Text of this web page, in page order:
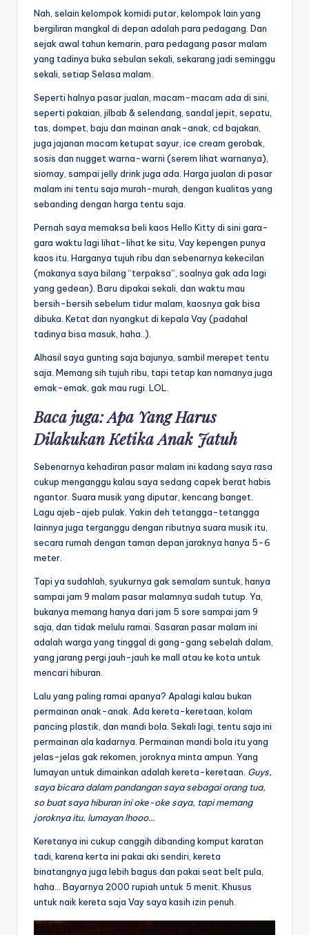
Nah, selain kelompok komidi putar, kelompok lain yang
bergiliran mangkal di depan adalah para pedagang. Dan
sejak awal tahun kemarin, para pedagang pasar malam
yang tadinya buka sebulan sekali, sekarang jadi seminggu
sekali, setiap Selasa malam.
Seperti halnya pasar jualan, macam-macam ada di sini,
seperti pakaian, jilbab & selendang, sandal jepit, sepatu,
tas, dompet, baju dan mainan anak-anak, cd bajakan,
juga jajanan macam ketupat sayur, ice cream gerobak,
sosis dan nugget warna-warni (serem lihat warnanya),
siomay, sampai jelly drink juga ada. Harga jualan di pasar
malam ini tentu saja murah-murah, dengan kualitas yang
sebanding dengan harga tentu saja.
Pernah saya memaksa beli kaos Hello Kitty di sini gara-
gara waktu lagi lihat-lihat ke situ, Vay kepengen punya
kaos itu. Harganya tujuh ribu dan sebenarnya kekecilan
(makanya saya bilang “terpaksa”, soalnya gak ada lagi
yang gedean). Baru dipakai sekali, dan waktu mau
bersih-bersih sebelum tidur malam, kaosnya gak bisa
dibuka. Ketat dan nyangkut di kepala Vay (padahal
tadinya bisa masuk, haha..).
Alhasil saya gunting saja bajunya, sambil merepet tentu
saja. Memang sih tujuh ribu, tapi tetap kan namanya juga
emak-emak, gak mau rugi. LOL.
Baca juga:Apa Yang Harus
Dilakukan Ketika Anak Jatuh
Sebenarnya kehadiran pasar malam ini kadang saya rasa
cukup menganggu kalau saya sedang capek berat habis
ngantor. Suara musik yang diputar, kencang banget.
Lagu ajeb-ajeb pulak. Yakin deh tetangga-tetangga
lainnya juga terganggu dengan ributnya suara musik itu,
secara rumah dengan taman depan jaraknya hanya 5-6
meter.
Tapi ya sudahlah, syukurnya gak semalam suntuk, hanya
sampai jam 9 malam pasar malamnya sudah tutup. Ya,
bukanya memang hanya dari jam 5 sore sampai jam 9
saja, dan tidak melulu ramai. Sasaran pasar malam ini
adalah warga yang tinggal di gang-gang sebelah dalam,
yang jarang pergi jauh-jauh ke mall atau ke kota untuk
mencari hiburan.
Lalu yang paling ramai apanya? Apalagi kalau bukan
permainan anak-anak. Ada kereta-keretaan, kolam
pancing plastik, dan mandi bola. Sekali lagi, tentu saja ini
permainan ala kadarnya. Permainan mandi bola itu yang
jelas-jelas gak rekomen, joroknya minta ampun. Yang
lumayan untuk dimainkan adalah kereta-keretaan. Guys,
saya bicara dalam pandangan saya sebagai orang tua,
so buat saya hiburan ini oke-oke saya, tapi memang
joroknya itu, lumayan lhooo…
Keretanya ini cukup canggih dibanding komput karatan
tadi, karena kerta ini pakai aki sendiri, kereta
binatangnya juga lebih bagus dan pakai seat belt pula,
haha… Bayarnya 2000 rupiah untuk 5 menit. Khusus
untuk naik kereta saja Vay saya kasih izin penuh.